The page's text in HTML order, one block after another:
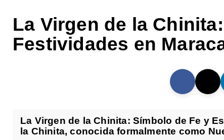
La Virgen de la
Festividades en
La Virgen de la Chinita: Símbolo de Fe y
la Chinita, conocida formalmente como